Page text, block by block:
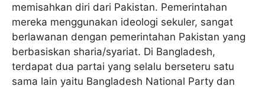
memisahkan diri dari Pakistan. Pemerintahan
mereka menggunakan ideologi sekuler, sangat
berlawanan dengan pemerintahan Pakistan yang
berbasiskan sharia/syariat. Di Bangladesh,
terdapat dua partai yang selalu berseteru satu
sama lain yaitu Bangladesh National Party dan